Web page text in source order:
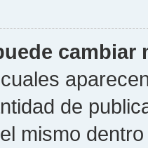
cambiar
de
mismo